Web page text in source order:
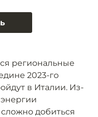
региональные
2023-го
в Италии. Из-
добиться